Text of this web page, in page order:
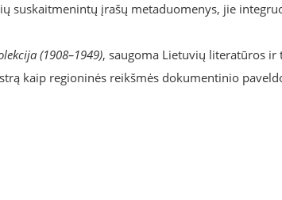
suskaitmenintų įrašų metaduomenys, jie
(1908–1949), saugoma Lietuvių literatūros ir
kaip regioninės reikšmės dokumentinio